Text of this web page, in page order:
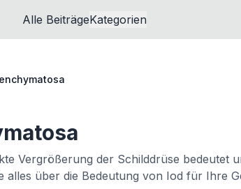
Alle BeiträgeKategorien
Vergrößerung der Schilddrüse bedeutet
alles über die Bedeutung von Iod für Ihre